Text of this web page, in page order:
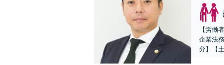
【労働
企業法
分】【